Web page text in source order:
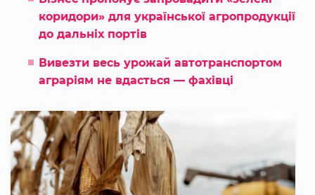
коридори» для української агропродукції
до дальніх портів
Вивезти весь урожай автотранспортом
аграріям не вдасться — фахівці